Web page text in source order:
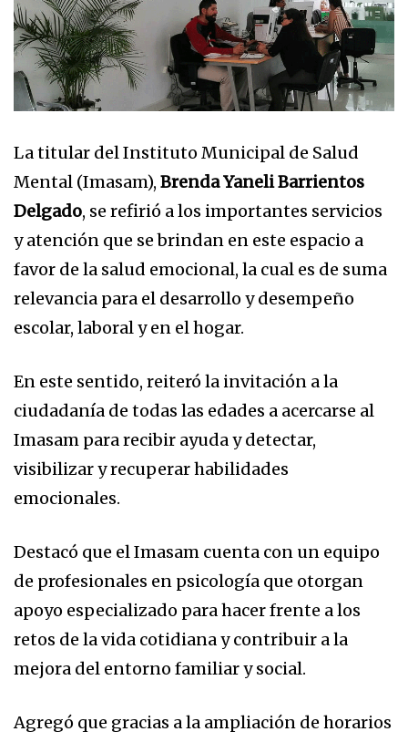
La titular del Instituto Municipal de Salud
Mental (Imasam), Brenda Yaneli Barrientos
Delgado, se refirió a los importantes servicios
y atención que se brindan en este espacio a
favor de la salud emocional, la cual es de suma
relevancia para el desarrollo y desempeño
escolar, laboral y en el hogar.
En este sentido, reiteró la invitación a la
ciudadanía de todas las edades a acercarse al
Imasam para recibir ayuda y detectar,
visibilizar y recuperar habilidades
emocionales.
Destacó que el Imasam cuenta con un equipo
de profesionales en psicología que otorgan
apoyo especializado para hacer frente a los
retos de la vida cotidiana y contribuir a la
mejora del entorno familiar y social.
Agregó que gracias a la ampliación de horarios